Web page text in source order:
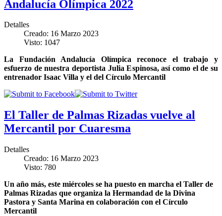
Andalucía Olímpica 2022
Detalles
Creado: 16 Marzo 2023
Visto: 1047
La Fundación Andalucía Olímpica reconoce el trabajo y
esfuerzo de nuestra deportista Julia Espinosa, así como el de su
entrenador Isaac Villa y el del Círculo Mercantil
El Taller de Palmas Rizadas vuelve al
Mercantil por Cuaresma
Detalles
Creado: 16 Marzo 2023
Visto: 780
Un año más, este miércoles se ha puesto en marcha el Taller de
Palmas Rizadas que organiza la Hermandad de la Divina
Pastora y Santa Marina en colaboración con el Círculo
Mercantil